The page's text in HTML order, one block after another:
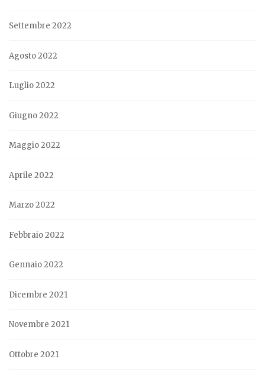
Settembre 2022
Agosto 2022
Luglio 2022
Giugno 2022
Maggio 2022
Aprile 2022
Marzo 2022
Febbraio 2022
Gennaio 2022
Dicembre 2021
Novembre 2021
Ottobre 2021